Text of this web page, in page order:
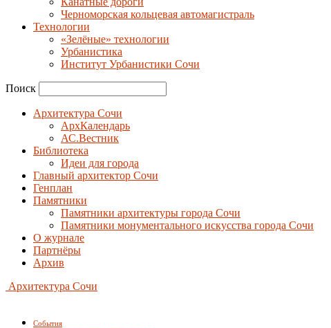
Черноморская кольцевая автомагистраль
Технологии
«Зелёные» технологии
Урбанистика
Институт Урбанистики Сочи
Поиск
Архитектура Сочи
АрхКалендарь
АС.Вестник
Библиотека
Идеи для города
Главный архитектор Сочи
Генплан
Памятники
Памятники архитектуры города Сочи
Памятники монументального искусства города Сочи
О журнале
Партнёры
Архив
Архитектура Сочи
События